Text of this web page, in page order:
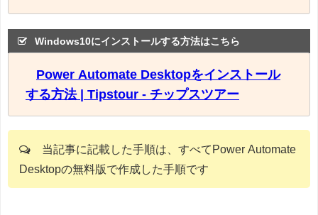
Windows10にインストールする方法はこちら
Power Automate Desktopをインストール
する方法 | Tipstour - チップスツアー
当記事に記載した手順は、すべてPower Automate
Desktopの無料版で作成した手順です